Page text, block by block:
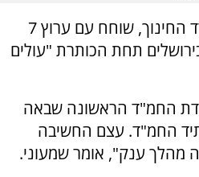
מאיר שמעוני, מנכ"ל משרד החינוך, שוחח עם ערוץ 7
תחת הכותרת "עולים
החמ"ד הראשונה שבאה
החמ"ד. עצם החשיבה
מהלך ענק", אומר שמעוני.